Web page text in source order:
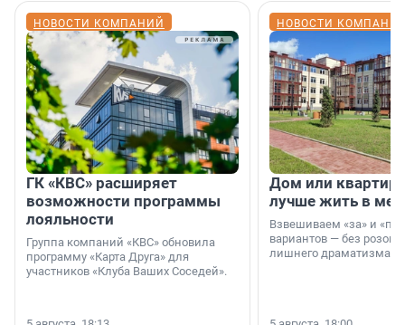
НОВОСТИ КОМПАНИЙ
ГК «КВС» расширяет
возможности программы
лояльности
Группа компаний «КВС» обновила
программу «Карта Друга» для
участников «Клуба Ваших Соседей».
НОВОСТИ
Дом или
лучше жить в
Взвешиваем «за» и
вариантов — без
лишнего драматизма.